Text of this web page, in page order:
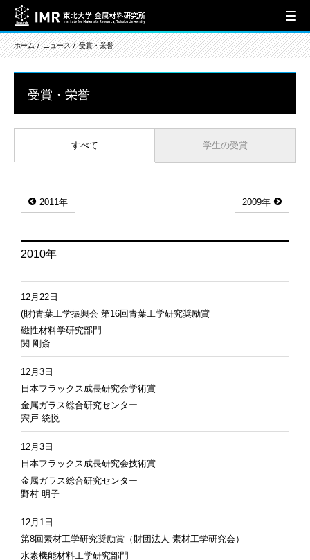
ホーム ニュース 受賞・栄誉
受賞・栄誉
すべて 学生の受賞
2011年 2009年
2010年
12月22日
(財)青葉工学振興会 第16回青葉工学研究奨励賞
磁性材料学研究部門
関 剛斎
12月3日
日本フラックス成長研究会学術賞
金属ガラス総合研究センター
宍戸 統悦
12月3日
日本フラックス成長研究会技術賞
金属ガラス総合研究センター
野村 明子
12月1日
第8回素材工学研究奨励賞（財団法人 素材工学研究会）
水素機能材料工学研究部門